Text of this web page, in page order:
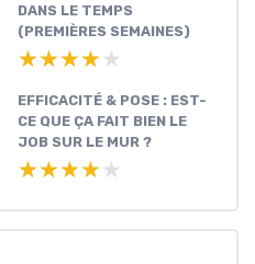
DANS LE TEMPS
(PREMIÈRES SEMAINES)
★★★★★
★★★★★
EFFICACITÉ & POSE : EST-
CE QUE ÇA FAIT BIEN LE
JOB SUR LE MUR ?
★★★★★
★★★★★